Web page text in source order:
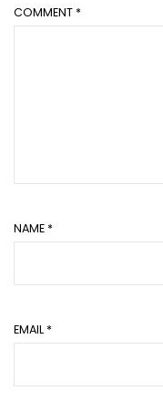
COMMENT *
NAME *
EMAIL *